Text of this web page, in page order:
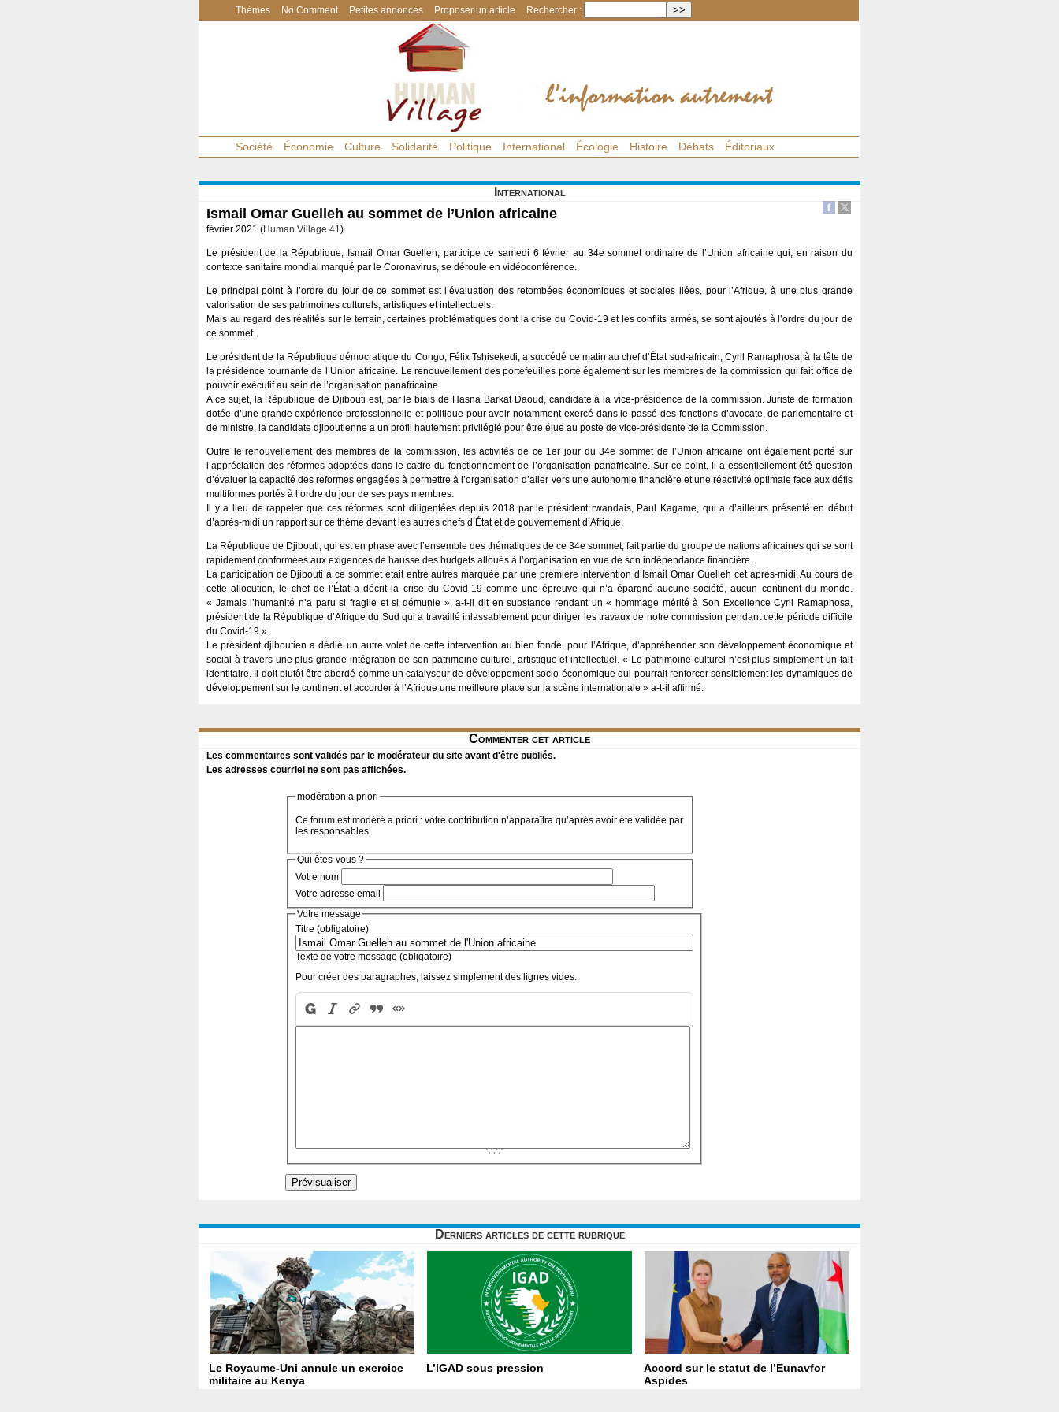
Thèmes No Comment Petites annonces Proposer un article Rechercher :
Société Économie Culture Solidarité Politique International Écologie Histoire Débats Éditoriaux
International
Ismail Omar Guelleh au sommet de l’Union africaine
février 2021 (Human Village 41).
Le président de la République, Ismail Omar Guelleh, participe ce samedi 6 février au 34e sommet ordinaire de l’Union africaine qui, en raison du
contexte sanitaire mondial marqué par le Coronavirus, se déroule en vidéoconférence.
Le principal point à l’ordre du jour de ce sommet est l’évaluation des retombées économiques et sociales liées, pour l’Afrique, à une plus grande
valorisation de ses patrimoines culturels, artistiques et intellectuels.
Mais au regard des réalités sur le terrain, certaines problématiques dont la crise du Covid-19 et les conflits armés, se sont ajoutés à l’ordre du jour de
ce sommet.
Le président de la République démocratique du Congo, Félix Tshisekedi, a succédé ce matin au chef d’État sud-africain, Cyril Ramaphosa, à la tête de
la présidence tournante de l’Union africaine. Le renouvellement des portefeuilles porte également sur les membres de la commission qui fait office de
pouvoir exécutif au sein de l’organisation panafricaine.
A ce sujet, la République de Djibouti est, par le biais de Hasna Barkat Daoud, candidate à la vice-présidence de la commission. Juriste de formation
dotée d’une grande expérience professionnelle et politique pour avoir notamment exercé dans le passé des fonctions d’avocate, de parlementaire et
de ministre, la candidate djiboutienne a un profil hautement privilégié pour être élue au poste de vice-présidente de la Commission.
Outre le renouvellement des membres de la commission, les activités de ce 1er jour du 34e sommet de l’Union africaine ont également porté sur
l’appréciation des réformes adoptées dans le cadre du fonctionnement de l’organisation panafricaine. Sur ce point, il a essentiellement été question
d’évaluer la capacité des reformes engagées à permettre à l’organisation d’aller vers une autonomie financière et une réactivité optimale face aux défis
multiformes portés à l’ordre du jour de ses pays membres.
Il y a lieu de rappeler que ces réformes sont diligentées depuis 2018 par le président rwandais, Paul Kagame, qui a d’ailleurs présenté en début
d’après-midi un rapport sur ce thème devant les autres chefs d’État et de gouvernement d’Afrique.
La République de Djibouti, qui est en phase avec l’ensemble des thématiques de ce 34e sommet, fait partie du groupe de nations africaines qui se sont
rapidement conformées aux exigences de hausse des budgets alloués à l’organisation en vue de son indépendance financière.
La participation de Djibouti à ce sommet était entre autres marquée par une première intervention d’Ismail Omar Guelleh cet après-midi. Au cours de
cette allocution, le chef de l’État a décrit la crise du Covid-19 comme une épreuve qui n’a épargné aucune société, aucun continent du monde.
« Jamais l’humanité n’a paru si fragile et si démunie », a-t-il dit en substance rendant un « hommage mérité à Son Excellence Cyril Ramaphosa,
président de la République d’Afrique du Sud qui a travaillé inlassablement pour diriger les travaux de notre commission pendant cette période difficile
du Covid-19 ».
Le président djiboutien a dédié un autre volet de cette intervention au bien fondé, pour l’Afrique, d’appréhender son développement économique et
social à travers une plus grande intégration de son patrimoine culturel, artistique et intellectuel. « Le patrimoine culturel n’est plus simplement un fait
identitaire. Il doit plutôt être abordé comme un catalyseur de développement socio-économique qui pourrait renforcer sensiblement les dynamiques de
développement sur le continent et accorder à l’Afrique une meilleure place sur la scène internationale » a-t-il affirmé.
Commenter cet article
Les commentaires sont validés par le modérateur du site avant d'être publiés.
Les adresses courriel ne sont pas affichées.
modération a priori
Ce forum est modéré a priori : votre contribution n’apparaîtra qu’après avoir été validée par
les responsables.
Qui êtes-vous ?
Votre nom
Votre adresse email
Votre message
Titre (obligatoire)
Texte de votre message (obligatoire)
Pour créer des paragraphes, laissez simplement des lignes vides.
Derniers articles de cette rubrique
Le Royaume-Uni annule un exercice
militaire au Kenya
L’IGAD sous pression
Accord sur le statut de l’Eunavfor
Aspides